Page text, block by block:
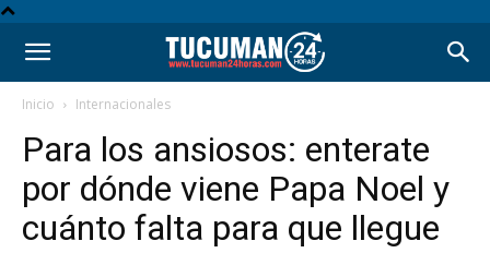
Inicio Internacionales
Para los ansiosos: enterate
por dónde viene Papa Noel y
cuánto falta para que llegue